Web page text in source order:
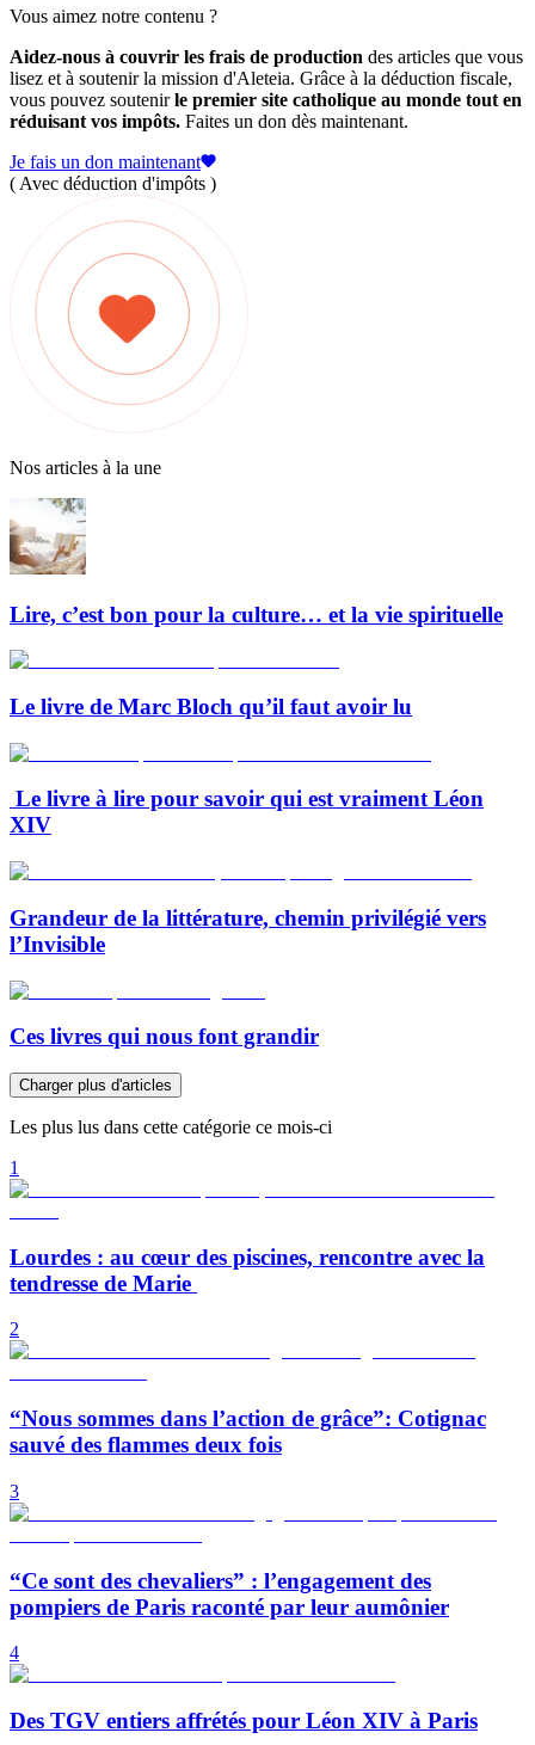
Vous aimez notre contenu ?
Aidez-nous à couvrir les frais de production des articles que vous
lisez et à soutenir la mission d'Aleteia. Grâce à la déduction fiscale,
vous pouvez soutenirle premier site catholique au monde tout en
réduisant vos impôts. Faites un don dès maintenant.
Je fais un don maintenant
( Avec déduction d'impôts )
Nos articles à la une
Lire, c’est bon pour la culture… et la vie spirituelle
Le livre de Marc Bloch qu’il faut avoir lu
Le livre à lire pour savoir qui est vraiment Léon
XIV
Grandeur de la littérature, chemin privilégié vers
l’Invisible
Ces livres qui nous font grandir
Charger plus d'articles
Les plus lus dans cette catégorie ce mois-ci
1
Lourdes : au cœur des piscines, rencontre avec la
tendresse de Marie
2
“Nous sommes dans l’action de grâce”: Cotignac
sauvé des flammes deux fois
3
“Ce sont des chevaliers” : l’engagement des
pompiers de Paris raconté par leur aumônier
4
Des TGV entiers affrétés pour Léon XIV à Paris